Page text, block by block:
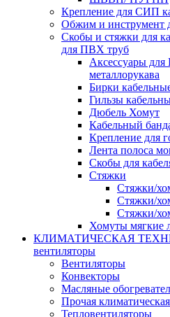
Крепление для СИП
Обжим и инструмент
Скобы и стяжки для
для ПВХ труб
Аксессуары
металлорукава
Бирки
Гильзы
Дюбель Хомут
Кабельный
Крепление для
Лента полоса
Скобы для
Стяжки
Стяжки/
Стяжки/
Стяжки/
Хомуты мягкие
КЛИМАТИЧЕСКАЯ
вентиляторы
Вентиляторы
Конвекторы
Масляные
Прочая
Тепловентиляторы